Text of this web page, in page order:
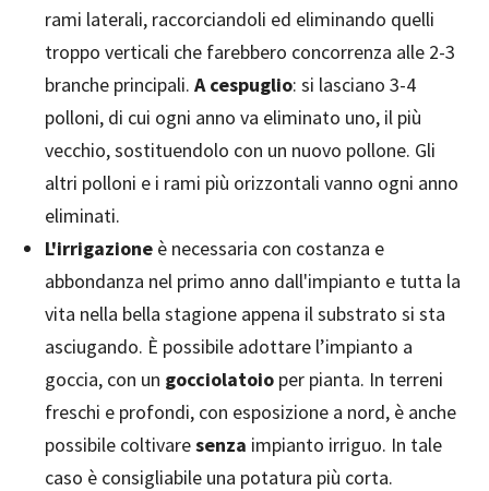
rami laterali, raccorciandoli ed eliminando quelli
troppo verticali che farebbero concorrenza alle 2-3
branche principali. A cespuglio: si lasciano 3-4
polloni, di cui ogni anno va eliminato uno, il più
vecchio, sostituendolo con un nuovo pollone. Gli
altri polloni e i rami più orizzontali vanno ogni anno
eliminati.
L'irrigazione è necessaria con costanza e
abbondanza nel primo anno dall'impianto e tutta la
vita nella bella stagione appena il substrato si sta
asciugando. È possibile adottare l’impianto a
goccia, con un gocciolatoio per pianta. In terreni
freschi e profondi, con esposizione a nord, è anche
possibile coltivaresenza impianto irriguo. In tale
caso è consigliabile una potatura più corta.